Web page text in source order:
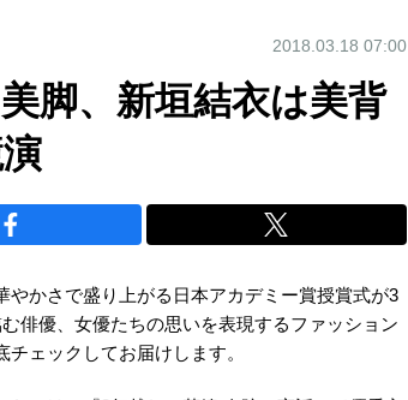
2018.03.18 07:00
脚、新垣結衣は美背
かさで盛り上がる日本アカデミー賞授賞式が3
俳優、女優たちの思いを表現するファッション
ェックしてお届けします。